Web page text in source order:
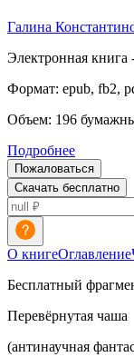
Галина
Электронная книга
Формат: epub, fb2,
Объем: 196
Подробнее
Пожаловаться
Скачать бесплатно
О книгеОглавление
Бесплатный
Перевёрнутая чаша
(антинаучная